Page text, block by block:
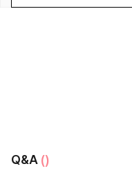
Q&A ()